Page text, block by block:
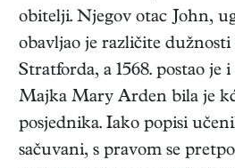
obitelji. Njegov otac John,
obavljao je različite
Stratforda, a 1568. postao je
Majka Mary Arden bila je
posjednika. Iako popisi
sačuvani, s pravom se